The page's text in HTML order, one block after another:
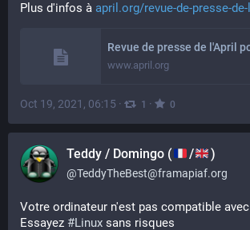
Plus d'infos à april.org/revue-de-presse-de-l
www.april.org
Oct 19, 2021, 06:15 · 1 · 0
Teddy / Domingo ( / )
@TeddyTheBest@framapiaf.org
Votre ordinateur n'est pas compatible avec
Essayez #Linux sans risques